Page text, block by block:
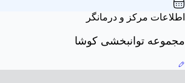
اطلاعات مرکز و درمانگر
مجموعه توانبخشی کوشا